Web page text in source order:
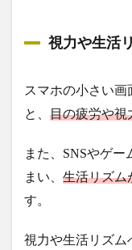
視力や生活
スマホの小さい
と、 目の疲労や視
また、SNSやゲ
まい、 生活リズム
す。
視力や生活リズム